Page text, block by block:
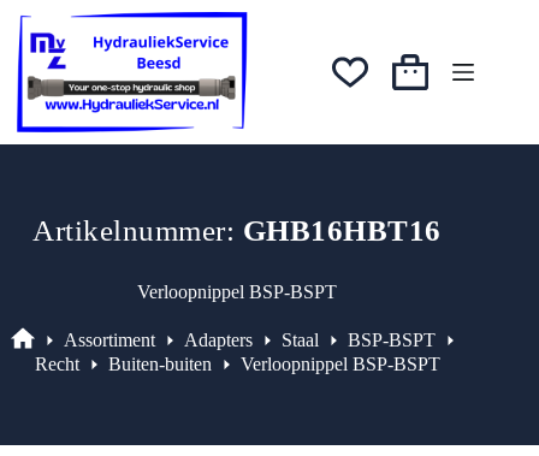
naar
inhoud
was:
€7,75.
€6,59.
Winkelwagen
Artikelnummer: GHB16HBT16
Verloopnippel BSP-BSPT
Assortiment
Assortiment Adapters Staal
BSP-BSPT
Recht
Buiten-buiten Verloopnippel BSP-BSPT